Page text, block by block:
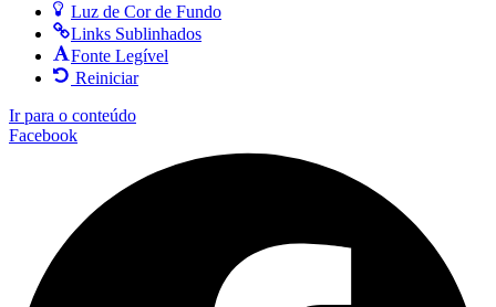
Luz de Cor de Fundo
Links Sublinhados
Fonte Legível
Reiniciar
Ir para o conteúdo
Facebook